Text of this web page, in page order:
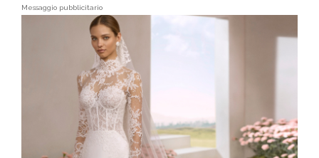
Messaggio pubblicitario